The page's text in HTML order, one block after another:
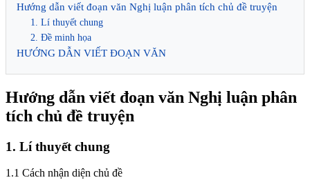
Hướng dẫn viết đoạn văn Nghị luận phân tích chủ đề truyện
1. Lí thuyết chung
2. Đề minh họa
HƯỚNG DẪN VIẾT ĐOẠN VĂN
Hướng dẫn viết đoạn văn Nghị luận phân
tích chủ đề truyện
1. Lí thuyết chung
1.1 Cách nhận diện chủ đề